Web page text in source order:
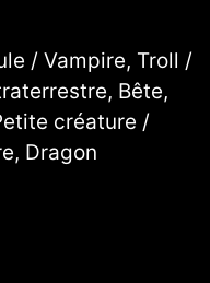
/ Vampire, Troll /
Bête,
créature /
Dragon